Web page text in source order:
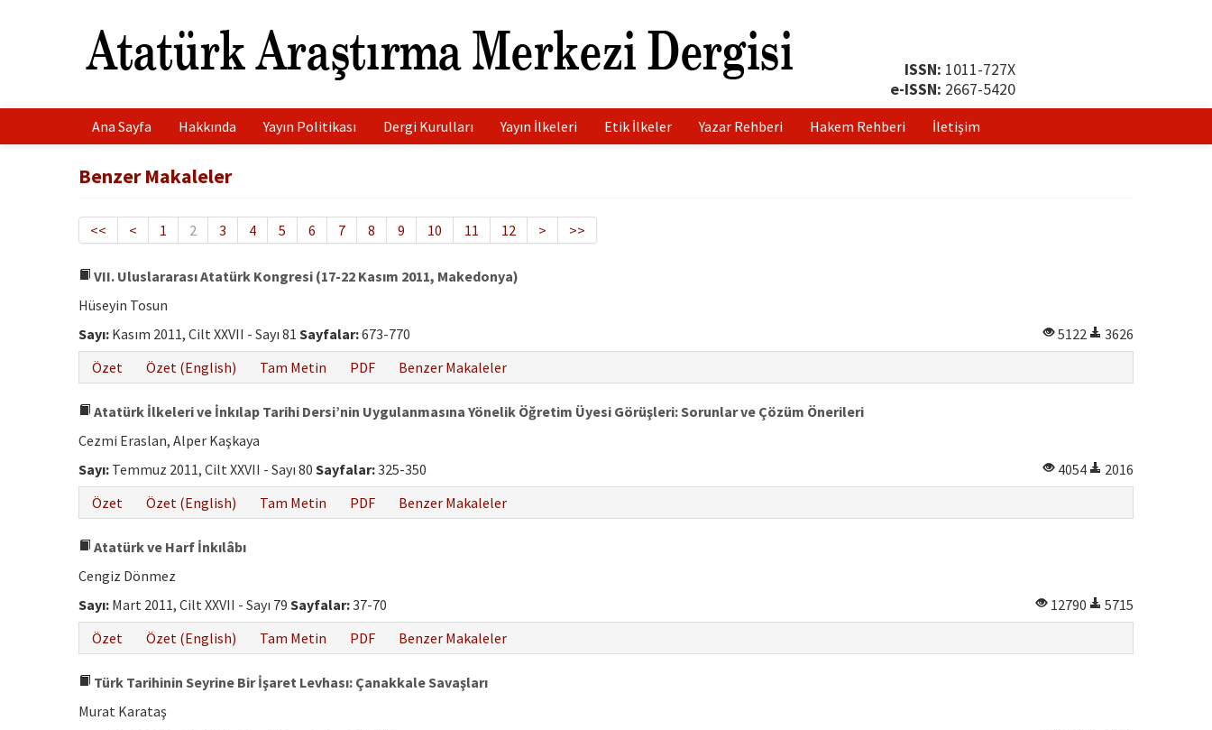
ISSN: 1011-727X
e-ISSN: 2667-5420
Ana Sayfa Hakkında Yayın Politikası Dergi Kurulları Yayın İlkeleri Etik İlkeler Yazar Rehberi Hakem Rehberi İletişim
Benzer Makaleler
<< < 1 2 3 4 5 6 7 8 9 10 11 12 > >>
VII. Uluslararası Atatürk Kongresi (17-22 Kasım 2011, Makedonya)
Hüseyin Tosun
Sayı: Kasım 2011, Cilt XXVII - Sayı 81 Sayfalar:673-770 5122
3626
Özet
Özet (English) Tam Metin PDF Benzer Makaleler
Atatürk İlkeleri ve İnkılap Tarihi Dersi’nin Uygulanmasına Yönelik Öğretim Üyesi Görüşleri: Sorunlar ve Çözüm Önerileri
Cezmi Eraslan, Alper Kaşkaya
Sayı: Temmuz 2011, Cilt XXVII - Sayı 80 Sayfalar:325-350 4054
2016
Özet
Özet (English) Tam Metin PDF Benzer Makaleler
Atatürk ve Harf İnkılâbı
Cengiz Dönmez
Sayı: Mart 2011, Cilt XXVII - Sayı 79 Sayfalar:37-70 12790
5715
Özet
Özet (English) Tam Metin PDF Benzer Makaleler
Türk Tarihinin Seyrine Bir İşaret Levhası: Çanakkale Savaşları
Murat Karataş